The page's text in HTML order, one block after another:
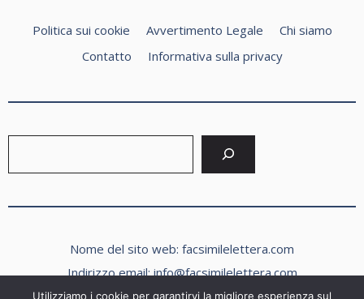
Politica sui cookie Avvertimento Legale
Chi siamo
Contatto
Informativa sulla privacy
Nome del sito web: facsimilelettera.com
Indirizzo email:info@facsimilelettera.com
Utilizziamo i cookie per garantirvi la migliore esperienza sul